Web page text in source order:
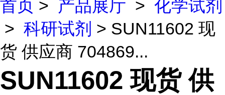
首页 > 产品展厅 > 化学试剂
> 科研试剂 > SUN11602 现
货 供应商 704869...
SUN11602 现货 供